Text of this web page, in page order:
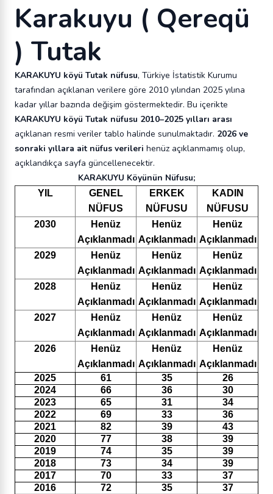
Karakuyu ( Qereqü
) Tutak
KARAKUYU köyü Tutak nüfusu, Türkiye İstatistik Kurumu
tarafından açıklanan verilere göre 2010 yılından 2025 yılına
kadar yıllar bazında değişim göstermektedir. Bu içerikte
KARAKUYU köyü Tutak nüfusu 2010–2025 yılları arası
açıklanan resmi veriler tablo halinde sunulmaktadır. 2026 ve
sonraki yıllara ait nüfus verileri henüz açıklanmamış olup,
açıklandıkça sayfa güncellenecektir.
KARAKUYU Köyünün Nüfusu;
YIL
GENEL
NÜFUS
ERKEK
NÜFUSU
KADIN
NÜFUSU
2030
Henüz
Açıklanmadı
Henüz
Açıklanmadı
Henüz
Açıklanmadı
2029
Henüz
Açıklanmadı
Henüz
Açıklanmadı
Henüz
Açıklanmadı
2028
Henüz
Açıklanmadı
Henüz
Açıklanmadı
Henüz
Açıklanmadı
2027
Henüz
Açıklanmadı
Henüz
Açıklanmadı
Henüz
Açıklanmadı
2026
Henüz
Açıklanmadı
Henüz
Açıklanmadı
Henüz
Açıklanmadı
2025
61 35
26
2024
66 36
30
2023
65 31
34
2022
69 33
36
2021
82 39
43
2020
77 38
39
2019
74 35
39
2018
73 34
39
2017
70 33
37
2016
72 35
37